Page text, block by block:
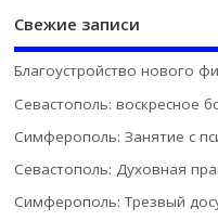
Свежие записи
Благоустройство нового
Севастополь: воскресное
Симферополь: Занятие с
Севастополь: Духовная
Симферополь: Трезвый